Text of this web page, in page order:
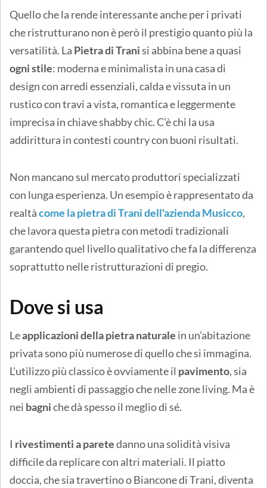
Quello che la rende interessante anche per i privati
che ristrutturano non è però il prestigio quanto più la
versatilità. La Pietra di Tranisi abbina bene a quasi
ogni stile: moderna e minimalista in una casa di
design con arredi essenziali, calda e vissuta in un
rustico con travi a vista, romantica e leggermente
imprecisa in chiave shabby chic. C'è chi la usa
addirittura in contesti country con buoni risultati.
Non mancano sul mercato produttori specializzati
con lunga esperienza. Un esempio è rappresentato da
realtàcome la pietra di Trani dell'azienda Musicco,
che lavora questa pietra con metodi tradizionali
garantendo quel livello qualitativo che fa la differenza
soprattutto nelle ristrutturazioni di pregio.
Dove si usa
Leapplicazioni della pietra naturale in un'abitazione
privata sono più numerose di quello che si immagina.
L'utilizzo più classico è ovviamente il pavimento, sia
negli ambienti di passaggio che nelle zone living. Ma è
nei bagniche dà spesso il meglio di sé.
I rivestimenti a paretedanno una solidità visiva
difficile da replicare con altri materiali. Il piatto
doccia, che sia travertino o Biancone di Trani, diventa